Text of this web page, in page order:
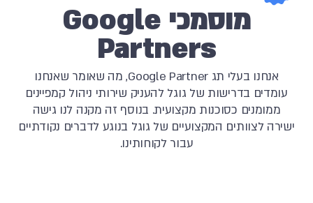
מוסמכי Google
Partners
אנחנו בעלי תג Google Partner, מה שאומר שאנחנו
עומדים בדרישות של גוגל להעניק שירותי ניהול קמפיינים
ממומנים כסוכנות מקצועית. בנוסף זה מקנה לנו גישה
ישירה לצוותים המקצועיים של גוגל בנוגע לדברים נקודתיים
עבור לקוחותינו.